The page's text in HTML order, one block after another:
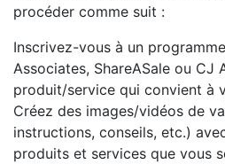
procéder comme suit :
Inscrivez-vous à un
Associates, ShareASale ou
produit/service qui convient à
Créez des images/vidéos de
instructions, conseils, etc.)
produits et services que vous